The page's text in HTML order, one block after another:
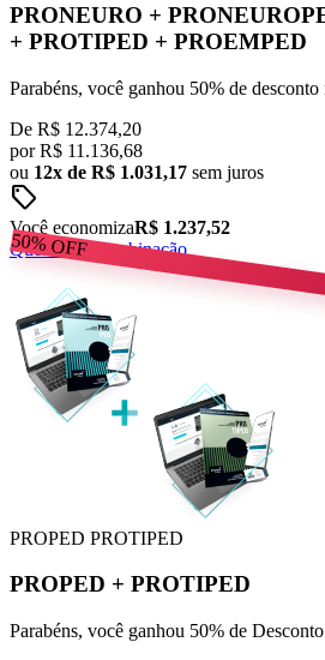
PRONEURO +
+ PROTIPED + PROEMPED
Parabéns, você ganhou 50% de
De R$ 12.374,20
por R$ 11.136,68
ou 12x de R$ 1.031,17 sem juros
sell
Você economizaR$ 1.237,52
Quero esta combinação
50%OFF
PROPED PROTIPED
PROPED + PROTIPED
Parabéns, você ganhou 50% de